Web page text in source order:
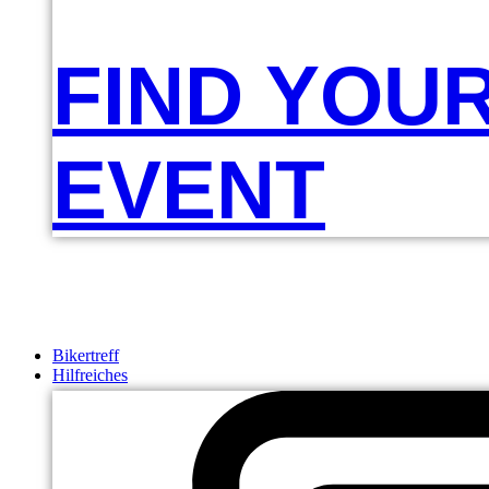
FIND
EVENT
Bikertreff
Hilfreiches